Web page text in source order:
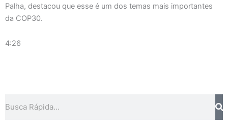
Palha, destacou que esse é um dos temas mais importantes
da COP30.
4:26